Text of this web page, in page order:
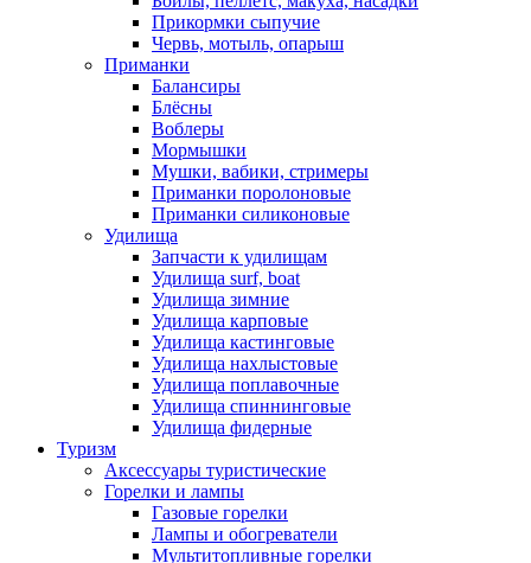
Прикормки сыпучие
Червь, мотыль, опарыш
Приманки
Балансиры
Блёсны
Воблеры
Мормышки
Мушки, вабики, стримеры
Приманки поролоновые
Приманки силиконовые
Удилища
Запчасти к удилищам
Удилища surf, boat
Удилища зимние
Удилища карповые
Удилища кастинговые
Удилища нахлыстовые
Удилища поплавочные
Удилища спиннинговые
Удилища фидерные
Туризм
Аксессуары туристические
Горелки и лампы
Газовые горелки
Лампы и обогреватели
Мультитопливные горелки